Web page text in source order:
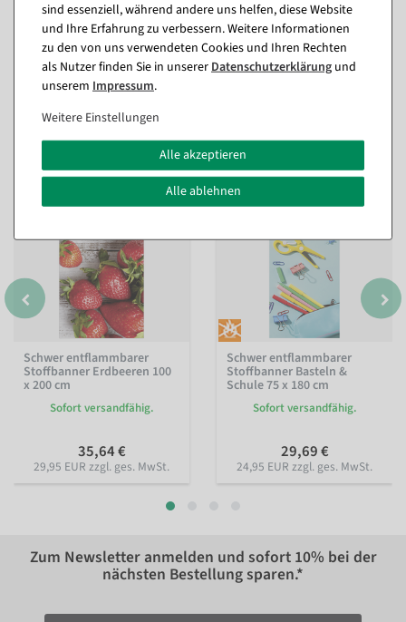
Fragen zum Artikel
Passende Artikel zu diesem Produkt
(8)
Schwer entflammbarer
Stoffbanner Erdbeeren 100
x 200 cm
Sofort versandfähig.
35,64 €
29,95 EUR zzgl. ges. MwSt.
Schwer entflammbarer
Stoffbanner Basteln &
Schule 75 x 180 cm
Sofort versandfähig.
29,69 €
24,95 EUR zzgl. ges. MwSt.
Zum Newsletter anmelden und sofort 10% bei der
nächsten Bestellung sparen.*
sind essenziell, während andere uns helfen, diese Website
und Ihre Erfahrung zu verbessern. Weitere Informationen
zu den von uns verwendeten Cookies und Ihren Rechten
als Nutzer finden Sie in unsererDaten­schutz­erklärung und
unserem Impressum.
Weitere Einstellungen
Alle akzeptieren
Alle ablehnen